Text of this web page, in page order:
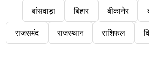
बांसवाड़ा बिहार बीकानेर
राजसमंद राजस्थान राशिफल